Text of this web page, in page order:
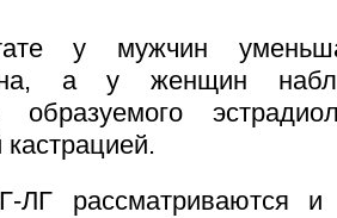
у мужчин
а у женщин
образуемого
ЛГ рассматриваются и